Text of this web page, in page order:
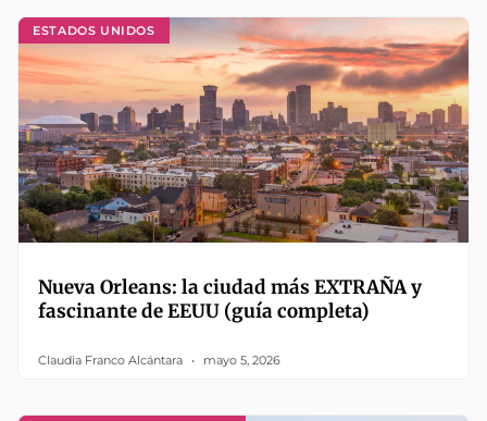
ESTADOS UNIDOS
Nueva Orleans: la ciudad más EXTRAÑA y
fascinante de EEUU (guía completa)
Claudia Franco Alcántara mayo 5, 2026